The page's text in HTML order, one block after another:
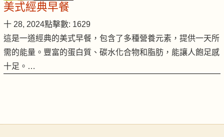
美式經典早餐
十 28, 2024點擊數: 1629
這是一道經典的美式早餐，包含了多種營養元素，提供一天所
需的能量。豐富的蛋白質、碳水化合物和脂肪，能讓人飽足感
十足。…